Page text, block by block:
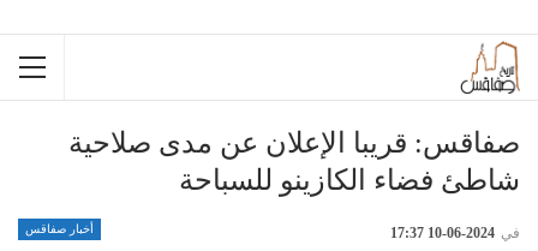
صفاقس: قريبا الإعلان عن مدى صلاحية
شاطئ فضاء الكازينو للسباحة
أخبار صفاقس في 2024-06-10 17:37